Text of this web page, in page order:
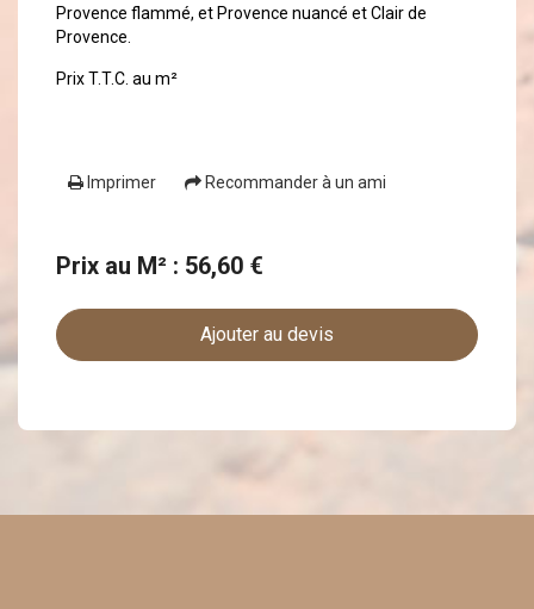
Provence flammé, et Provence nuancé et Clair de
Provence.
Prix T.T.C. au m²
Imprimer Recommander à un ami
Prix au M² : 56,60 €
Ajouter au devis